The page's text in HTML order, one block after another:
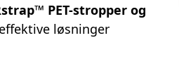
PET-stropper og
løsninger